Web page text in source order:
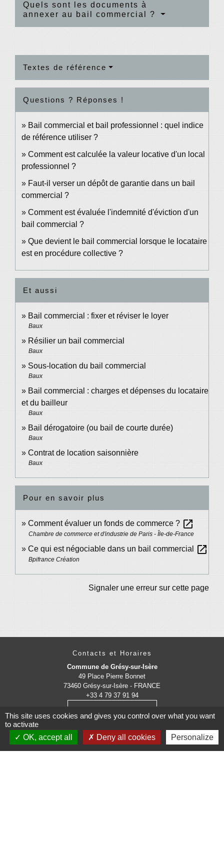
Quels sont les documents à
annexer au bail commercial ?
Textes de référence
Questions ? Réponses !
Bail commercial et bail professionnel : quel indice
de référence utiliser ?
Comment est calculée la valeur locative d'un local
professionnel ?
Faut-il verser un dépôt de garantie dans un bail
commercial ?
Comment est évaluée l'indemnité d'éviction d'un
bail commercial ?
Que devient le bail commercial lorsque le locataire
est en procédure collective ?
Et aussi
Bail commercial : fixer et réviser le loyer
Baux
Résilier un bail commercial
Baux
Sous-location du bail commercial
Baux
Bail commercial : charges et dépenses du locataire
et du bailleur
Baux
Bail dérogatoire (ou bail de courte durée)
Baux
Contrat de location saisonnière
Baux
Pour en savoir plus
Comment évaluer un fonds de commerce ? open_in_new
Chambre de commerce et d'industrie de Paris - Île-de-France
Ce qui est négociable dans un bail commercial open_in_new
Bpifrance Création
Signaler une erreur sur cette page
Contacts et Horaires
Commune de Grésy-sur-Isère
49 Place Pierre Bonnet
73460 Grésy-sur-Isère - FRANCE
+33 4 79 37 91 94
This site uses cookies and gives you control over what you want
to activate
OK, accept all
Deny all cookies Personalize